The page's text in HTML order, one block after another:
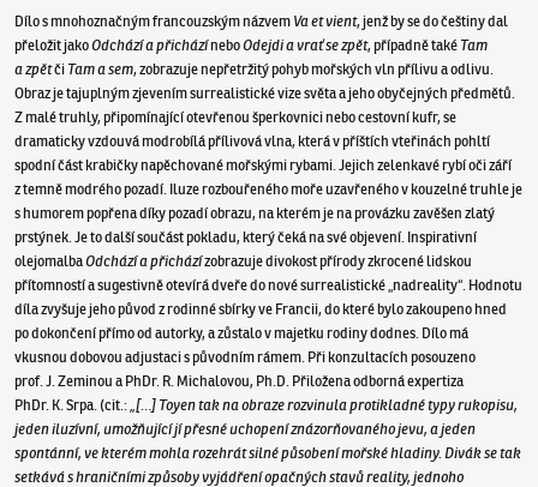
Dílo s mnohoznačným francouzským názvem Va et vient, jenž by se do češtiny dal
přeložit jakoOdchází a přicházíneboOdejdi a vrať se zpět, případně také Tam
a zpětči Tam a sem, zobrazuje nepřetržitý pohyb mořských vln přílivu a odlivu.
Obraz je tajuplným zjevením surrealistické vize světa a jeho obyčejných předmětů.
Z malé truhly, připomínající otevřenou šperkovnici nebo cestovní kufr, se
dramaticky vzdouvá modrobílá přílivová vlna, která v příštích vteřinách pohltí
spodní část krabičky napěchované mořskými rybami. Jejich zelenkavé rybí oči září
z temně modrého pozadí. Iluze rozbouřeného moře uzavřeného v kouzelné truhle je
s humorem popřena díky pozadí obrazu, na kterém je na provázku zavěšen zlatý
prstýnek. Je to další součást pokladu, který čeká na své objevení. Inspirativní
olejomalbaOdchází a přicházízobrazuje divokost přírody zkrocené lidskou
přítomností a sugestivně otevírá dveře do nové surrealistické „nadreality“. Hodnotu
díla zvyšuje jeho původ z rodinné sbírky ve Francii, do které bylo zakoupeno hned
po dokončení přímo od autorky, a zůstalo v majetku rodiny dodnes. Dílo má
vkusnou dobovou adjustaci s původním rámem. Při konzultacích posouzeno
prof. J. Zeminou a PhDr. R. Michalovou, Ph.D. Přiložena odborná expertiza
PhDr. K. Srpa. (cit.: „[…] Toyen tak na obraze rozvinula protikladné typy rukopisu,
jeden iluzívní, umožňující jí přesné uchopení znázorňovaného jevu, a jeden
spontánní, ve kterém mohla rozehrát silné působení mořské hladiny. Divák se tak
setkává s hraničními způsoby vyjádření opačných stavů reality, jednoho